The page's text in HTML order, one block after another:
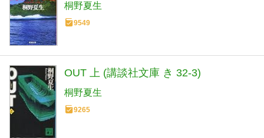
桐野夏生
9549
OUT 上 (講談社文庫 き 32-3)
桐野夏生
9265